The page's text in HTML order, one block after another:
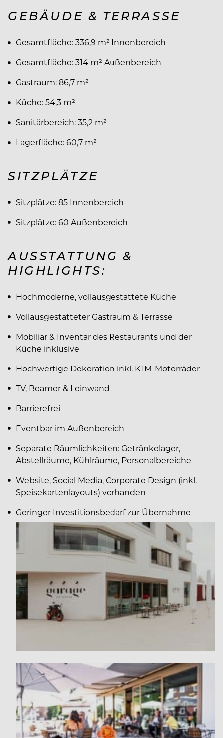
GEBÄUDE & TERRASSE
Gesamtfläche: 336,9 m² Innenbereich
Gesamtfläche: 314 m² Außenbereich
Gastraum: 86,7 m²
Küche: 54,3 m²
Sanitärbereich: 35,2 m²
Lagerfläche: 60,7 m²
SITZPLÄTZE
Sitzplätze: 85 Innenbereich
Sitzplätze: 60 Außenbereich
AUSSTATTUNG &
HIGHLIGHTS:
Hochmoderne, vollausgestattete Küche
Vollausgestatteter Gastraum & Terrasse
Mobiliar & Inventar des Restaurants und der
Küche inklusive
Hochwertige Dekoration inkl. KTM-Motorräder
TV, Beamer & Leinwand
Barrierefrei
Eventbar im Außenbereich
Separate Räumlichkeiten: Getränkelager,
Abstellräume, Kühlräume, Personalbereiche
Website, Social Media, Corporate Design (inkl.
Speisekartenlayouts) vorhanden
Geringer Investitionsbedarf zur Übernahme